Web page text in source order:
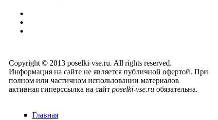
Copyright © 2013 poselki-vse.ru. All rights reserved.
Информация на сайте не является публичной офертой. При
полном или частичном использовании материалов
активная гиперссылка на сайт poselki-vse.ru​ обязательна.
Главная